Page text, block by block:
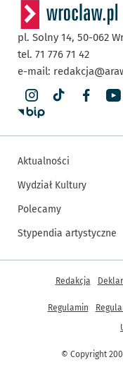
pl. Solny 14, 50-062
tel. 71 776 71 42
e-mail:
Aktualności
Wydział Kultury
Polecamy
Stypendia artystyczne
© Copyright
Inne
Redakcja
Regulamin